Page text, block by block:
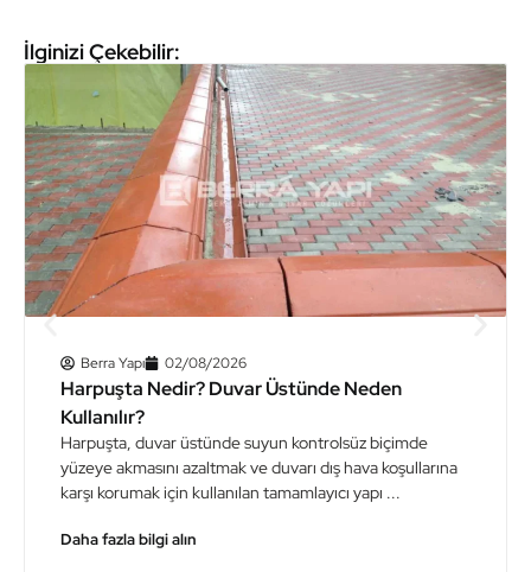
İlginizi Çekebilir:
Berra Yapı 02/08/2026
Harpuşta Nedir? Duvar Üstünde Neden
Kullanılır?
Harpuşta, duvar üstünde suyun kontrolsüz biçimde
yüzeye akmasını azaltmak ve duvarı dış hava koşullarına
karşı korumak için kullanılan tamamlayıcı yapı ...
Daha fazla bilgi alın